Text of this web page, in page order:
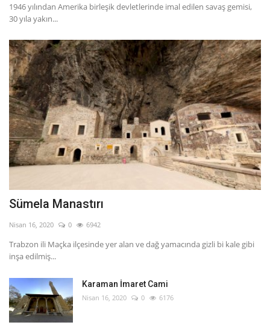
1946 yılından Amerika birleşik devletlerinde imal edilen savaş gemisi,
30 yıla yakın...
Sümela Manastırı
Nisan 16, 2020 0 6942
Trabzon ili Maçka ilçesinde yer alan ve dağ yamacında gizli bi kale gibi
inşa edilmiş...
Karaman İmaret Cami
Nisan 16, 2020 0 6176